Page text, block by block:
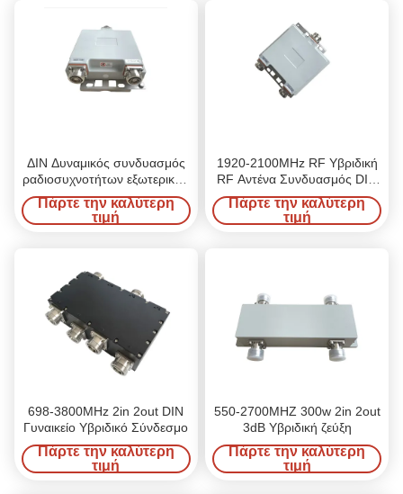
ΔΙΝ Δυναμικός συνδυασμός
ραδιοσυχνοτήτων εξωτερικού
IP67 2100MHz
Πάρτε την καλύτερη
τιμή
1920-2100MHz RF Υβριδική
RF Αντένα Συνδυασμός DIN
Γυναικείο Duplexer εξωτερικό
IP67
Πάρτε την καλύτερη
τιμή
698-3800MHz 2in 2out DIN
Γυναικείο Υβριδικό Σύνδεσμο
Πάρτε την καλύτερη
τιμή
550-2700MHZ 300w 2in 2out
3dB Υβριδική ζεύξη
Πάρτε την καλύτερη
τιμή